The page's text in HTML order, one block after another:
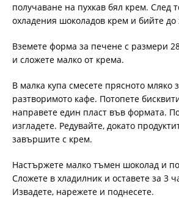
получаване на пухкав бял крем. След
охладения шоколадов крем и бийте до
Вземете форма за печене с размери
и сложете малко от крема.
В малка купа смесете прясното мляко
разтворимото кафе. Потопете
направете един пласт във формата.
изгладете. Редувайте, докато
завършите с крем.
Настържете малко тъмен шоколад и
Сложете в хладилник и оставете за 3
Извадете, нарежете и поднесете.